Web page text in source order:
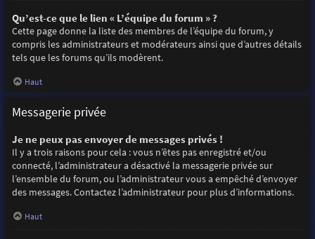
Qu’est-ce que le lien « L’équipe du forum » ?
Cette page donne la liste des membres de l’équipe du forum, y
compris les administrateurs et modérateurs ainsi que d’autres détails
tels que les forums qu’ils modèrent.
Haut
Messagerie privée
Je ne peux pas envoyer de messages privés !
Il y a trois raisons pour cela : vous n’êtes pas enregistré et/ou
connecté, l’administrateur a désactivé la messagerie privée sur
l’ensemble du forum, ou l’administrateur vous a empêché d’envoyer
des messages. Contactez l’administrateur pour plus d’informations.
Haut